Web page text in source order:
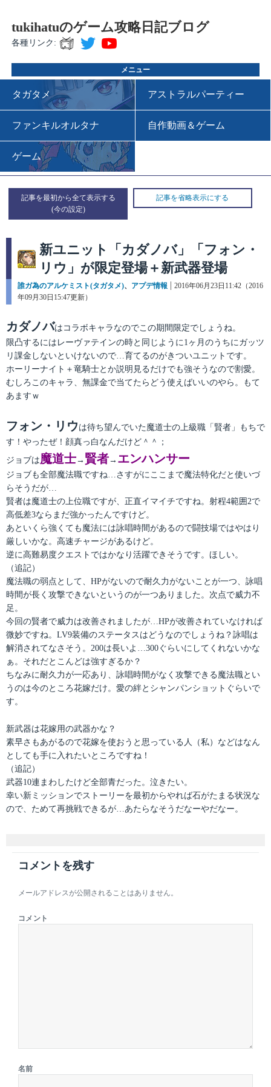
tukihatuのゲーム攻略日記ブログ
各種リンク:
メニュー
タガタメ アストラルパーティー
ファンキルオルタナ 自作動画＆ゲーム
ゲーム
記事を最初から全て表示する 記事を省略表示にする
新ユニット「カダノバ」「フォン・
リウ」が限定登場＋新武器登場
カ
テ
リ
ー
誰ガ為のアルケミスト(タガタメ)、 アプデ情報
投
2016年06月23日11:42（2016
年09月30日15:47更新）
カダノバはコラボキャラなのでこの期間限定でしょうね。
限凸するにはレーヴァテインの時と同じように1ヶ月のうちにガッツ
リ課金しないといけないので…育てるのがきついユニットです。
ホーリーナイト＋竜騎士とか説明見るだけでも強そうなので割愛。
むしろこのキャラ、無課金で当てたらどう使えばいいのやら。もて
あますｗ
フォン・リウ は待ち望んでいた魔道士の上級職「賢者」もちで
す！やったぜ！顔真っ白なんだけど＾＾；
ジョブは 魔道士→ 賢者→ エンハンサー
ジョブも全部魔法職ですね…さすがにここまで魔法特化だと使いづ
らそうだが…
賢者は魔道士の上位職ですが、正直イマイチですね。射程4範囲2で
高低差3ならまだ強かったんですけど。
あといくら強くても魔法には詠唱時間があるので闘技場ではやはり
厳しいかな。高速チャージがあるけど。
逆に高難易度クエストではかなり活躍できそうです。ほしい。
（追記）
魔法職の弱点として、HPがないので耐久力がないことが一つ、詠唱
時間が長く攻撃できないというのが一つありました。次点で威力不
足。
今回の賢者で威力は改善されましたが…HPが改善されていなければ
微妙ですね。LV9装備のステータスはどうなのでしょうね？詠唱は
解消されてなさそう。200は長いよ…300ぐらいにしてくれないかな
ぁ。それだとこんどは強すぎるか？
ちなみに耐久力が一応あり、詠唱時間がなく攻撃できる魔法職とい
うのは今のところ花嫁だけ。愛の絆とシャンパンショットぐらいで
す。
新武器は花嫁用の武器かな？
素早さもあがるので花嫁を使おうと思っている人（私）などはなん
としても手に入れたいところですね！
（追記）
武器10連まわしたけど全部青だった。泣きたい。
幸い新ミッションでストーリーを最初からやれば石がたまる状況な
ので、ためて再挑戦できるが…あたらなそうだなーやだなー。
コメントを残す
メールアドレスが公開されることはありません。
コメント
名前